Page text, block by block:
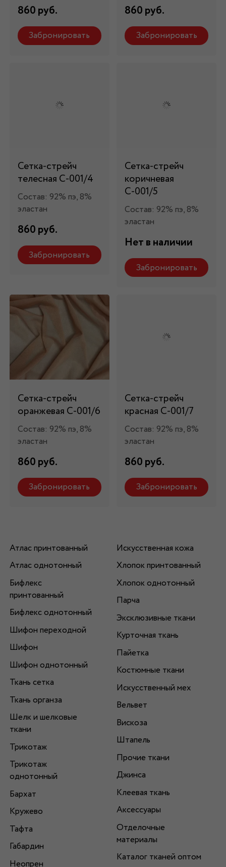
860 руб.
Забронировать
860 руб.
Забронировать
Сетка-стрейч
телесная С-001/4
Состав: 92% пэ, 8%
эластан
860 руб.
Забронировать
Сетка-стрейч
коричневая
С-001/5
Состав: 92% пэ, 8%
эластан
Нет в наличии
Забронировать
Сетка-стрейч
оранжевая С-001/6
Состав: 92% пэ, 8%
эластан
860 руб.
Забронировать
Сетка-стрейч
красная С-001/7
Состав: 92% пэ, 8%
эластан
860 руб.
Забронировать
Атлас принтованный
Атлас однотонный
Бифлекс
принтованный
Бифлекс однотонный
Шифон переходной
Шифон
Шифон однотонный
Ткань сетка
Ткань органза
Шелк и шелковые
ткани
Трикотаж
Трикотаж
однотонный
Бархат
Кружево
Тафта
Габардин
Неопрен
Искусственная кожа
Хлопок принтованный
Хлопок однотонный
Парча
Эксклюзивные ткани
Курточная ткань
Пайетка
Костюмные ткани
Искусственный мех
Вельвет
Вискоза
Штапель
Прочие ткани
Джинса
Клеевая ткань
Аксессуары
Отделочные
материалы
Каталог тканей оптом